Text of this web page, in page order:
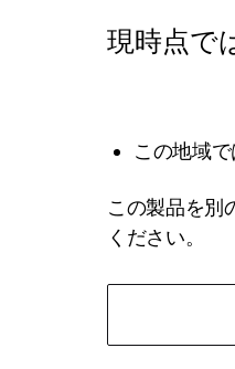
現時点で
この地域
この製品を別
ください。